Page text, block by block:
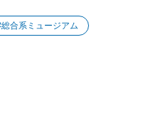
総合系ミュージアム